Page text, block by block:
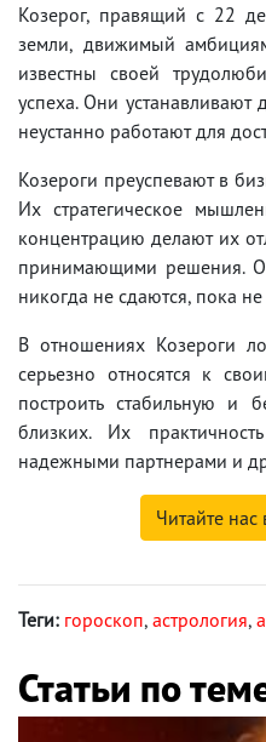
Козерог, правящий с 22
земли, движимый
известны своей
успеха. Они устанавливают
неустанно работают для
Козероги преуспевают в
Их стратегическое
концентрацию делают их
принимающими решения.
никогда не сдаются, пока
В отношениях Козероги
серьезно относятся к
построить стабильную и
близких. Их
надежными партнерами и
Читайте
Теги: гороскоп, астрология,
Статьи по